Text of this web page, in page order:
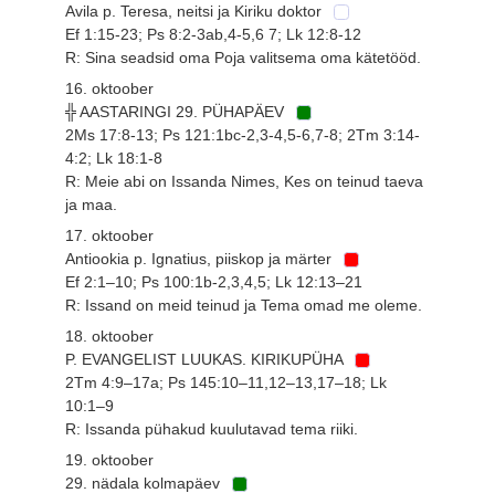
Avila p. Teresa, neitsi ja Kiriku doktor
Ef 1:15-23; Ps 8:2-3ab,4-5,6 7; Lk 12:8-12
R: Sina seadsid oma Poja valitsema oma kätetööd.
16. oktoober
╬ AASTARINGI 29. PÜHAPÄEV
2Ms 17:8-13; Ps 121:1bc-2,3-4,5-6,7-8; 2Tm 3:14-
4:2; Lk 18:1-8
R: Meie abi on Issanda Nimes, Kes on teinud taeva
ja maa.
17. oktoober
Antiookia p. Ignatius, piiskop ja märter
Ef 2:1–10; Ps 100:1b-2,3,4,5; Lk 12:13–21
R: Issand on meid teinud ja Tema omad me oleme.
18. oktoober
P. EVANGELIST LUUKAS. KIRIKUPÜHA
2Tm 4:9–17a; Ps 145:10–11,12–13,17–18; Lk
10:1–9
R: Issanda pühakud kuulutavad tema riiki.
19. oktoober
29. nädala kolmapäev